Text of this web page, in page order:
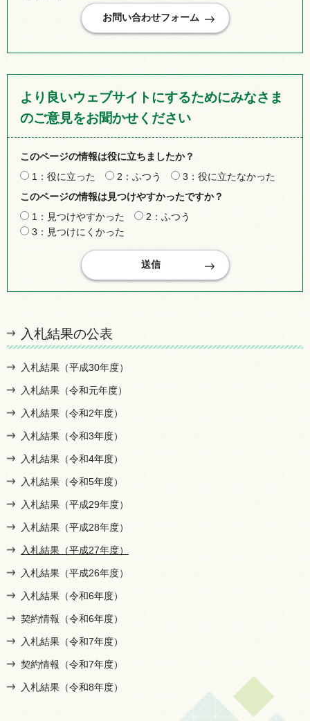
より良いウェブサイトにするためにみなさま
のご意見をお聞かせください
このページの情報は役に立ちましたか？
1：役に立った
2：ふつう
3：役に立たなかった
このページの情報は見つけやすかったですか？
1：見つけやすかった
2：ふつう
3：見つけにくかった
入札結果の公表
入札結果（平成30年度）
入札結果（令和元年度）
入札結果（令和2年度）
入札結果（令和3年度）
入札結果（令和4年度）
入札結果（令和5年度）
入札結果（平成29年度）
入札結果（平成28年度）
入札結果（平成27年度）
入札結果（平成26年度）
入札結果（令和6年度）
契約情報（令和6年度）
入札結果（令和7年度）
契約情報（令和7年度）
入札結果（令和8年度）